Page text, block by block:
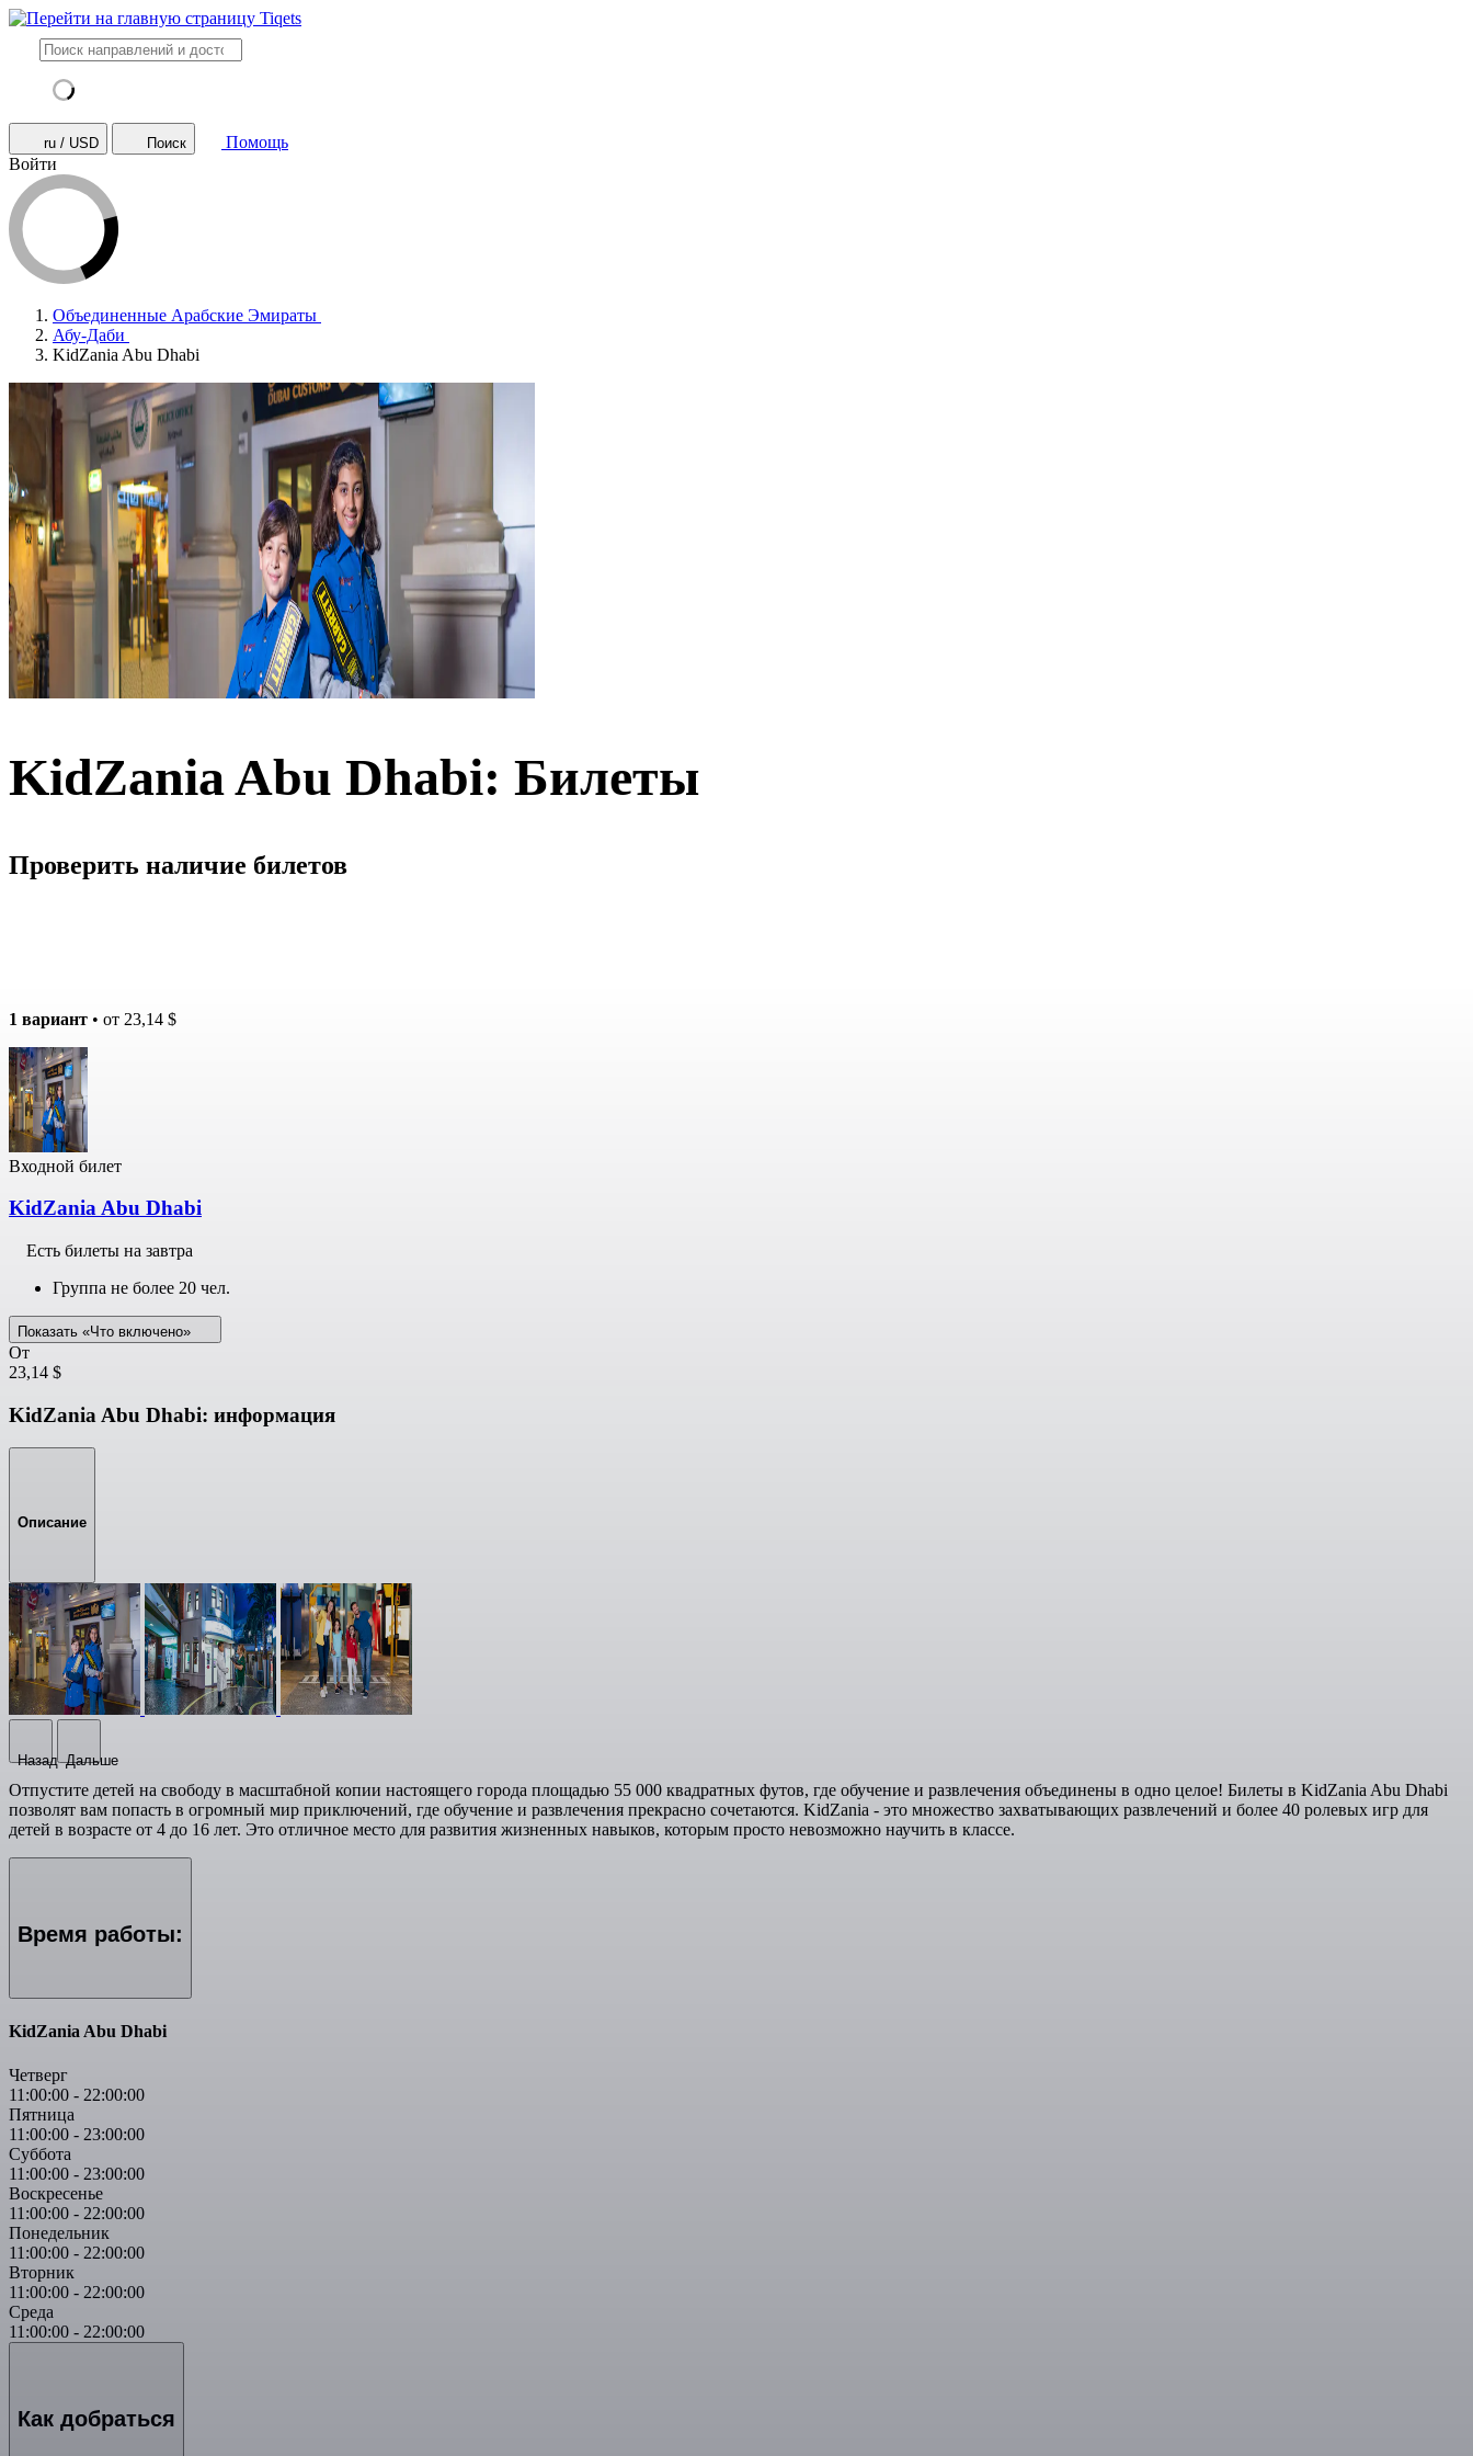
ru / USD Поиск
Помощь
Войти
Объединенные Арабские Эмираты
Абу-Даби
KidZania Abu Dhabi
KidZania Abu Dhabi: Билеты
Проверить наличие билетов
1 вариант • от 23,14 $
Входной билет
KidZania Abu Dhabi
Есть билеты на завтра
Группа не более 20 чел.
Показать «Что включено»
От
23,14 $
KidZania Abu Dhabi: информация
Описание
Назад Дальше
Отпустите детей на свободу в масштабной копии настоящего города площадью 55 000 квадратных футов, где обучение и развлечения объединены в одно целое! Билеты в KidZania Abu Dhabi
позволят вам попасть в огромный мир приключений, где обучение и развлечения прекрасно сочетаются. KidZania - это множество захватывающих развлечений и более 40 ролевых игр для
детей в возрасте от 4 до 16 лет. Это отличное место для развития жизненных навыков, которым просто невозможно научить в классе.
Время работы:
KidZania Abu Dhabi
Четверг
11:00:00 - 22:00:00
Пятница
11:00:00 - 23:00:00
Суббота
11:00:00 - 23:00:00
Воскресенье
11:00:00 - 22:00:00
Понедельник
11:00:00 - 22:00:00
Вторник
11:00:00 - 22:00:00
Среда
11:00:00 - 22:00:00
Как добраться